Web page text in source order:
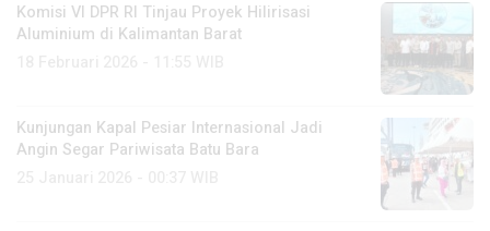
Komisi VI DPR RI Tinjau Proyek Hilirisasi
Aluminium di Kalimantan Barat
Kunjungan Kapal Pesiar Internasional Jadi
Angin Segar Pariwisata Batu Bara